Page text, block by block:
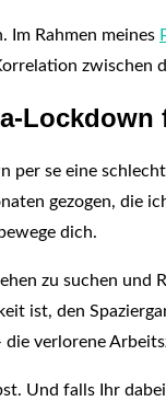
Im Rahmen meines
zwischen
Lockdown
per se eine
gezogen,
dich.
zu suchen und
ist, den
verlorene
Und falls Ihr